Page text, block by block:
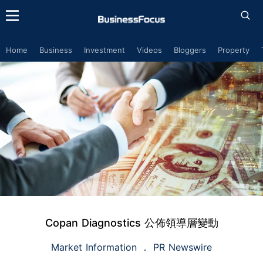
Home Business Investment Videos Bloggers Property
Copan Diagnostics 公佈領導層變動
Market Information PR Newswire